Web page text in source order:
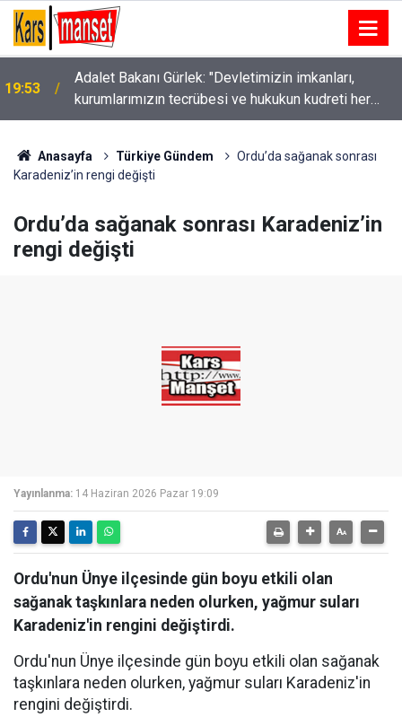
Adalet Bakanı Gürlek: "Devletimizin imkanları,
kurumlarımızın tecrübesi ve hukukun kudreti her
türlü suç yapılanmasından üstündür"
19:48 İYİ Parti’den Kars Küçük Sanayi Sitesine Ziyaret
Anasayfa Türkiye Gündem
Ordu’da sağanak sonrası
Karadeniz’in rengi değişti
Ordu’da sağanak sonrası Karadeniz’in
rengi değişti
Yayınlanma: 14 Haziran 2026 Pazar 19:09
Ordu'nun Ünye ilçesinde gün boyu etkili olan
sağanak taşkınlara neden olurken, yağmur suları
Karadeniz'in rengini değiştirdi.
Ordu'nun Ünye ilçesinde gün boyu etkili olan sağanak
taşkınlara neden olurken, yağmur suları Karadeniz'in
rengini değiştirdi.